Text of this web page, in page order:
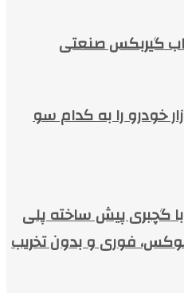
گیربکس صنعتی
خودرو را به کدام سو
با گچبری پیش ساخته پلی
لوکس، فوری و بدون تخریب